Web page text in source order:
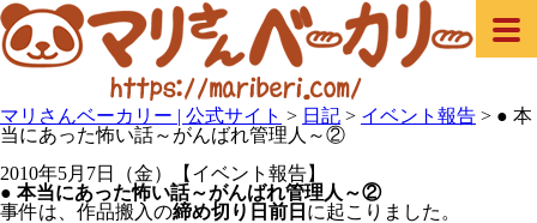
マリさんベーカリー | 公式サイト > 日記 > イベント報告 > ● 本
当にあった怖い話～がんばれ管理人～②
2010年5月7日（金）【イベント報告】
● 本当にあった怖い話～がんばれ管理人～②
事件は、作品搬入の締め切り日前日 に起こりました。